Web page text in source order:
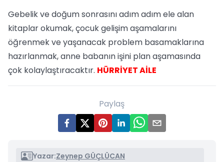
Gebelik ve doğum sonrasını adım adım ele alan
kitaplar okumak, çocuk gelişim aşamalarını
öğrenmek ve yaşanacak problem basamaklarına
hazırlanmak, anne babanın işini plan aşamasında
çok kolaylaştıracaktır. HÜRRİYET AİLE
Paylaş
Yazar:Zeynep GÜÇLÜCAN